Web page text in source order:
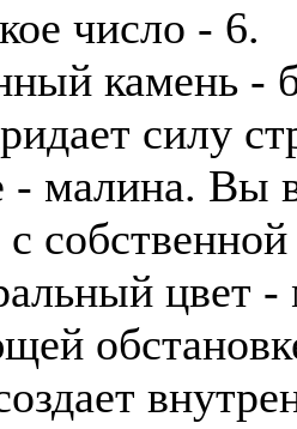
число - 6.
камень -
силу
- малина. Вы
цвет